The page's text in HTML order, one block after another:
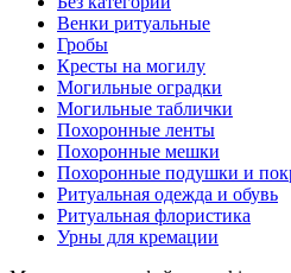
Венки ритуальные
Гробы
Кресты на могилу
Могильные оградки
Могильные таблички
Похоронные ленты
Похоронные мешки
Похоронные подушки и
Ритуальная одежда и обувь
Ритуальная флористика
Урны для кремации